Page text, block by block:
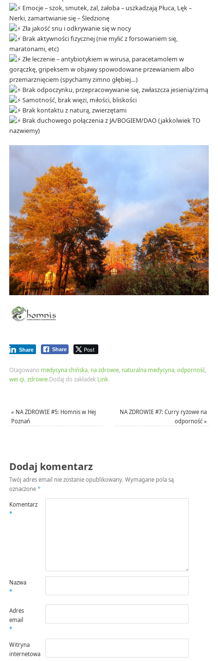
Emocje – szok, smutek, żal, żałoba – uszkadzają Płuca, Lęk –
Nerki, zamartwianie się – Śledzionę
Zła jakość snu i odkrywanie się w nocy
Brak aktywności fizycznej (nie mylić z forsowaniem się,
maratonami, etc)
Złe leczenie – antybiotykiem w wirusa, paracetamolem w
gorączkę, gripeksem w objawy spowodowane przewianiem albo
przemarznięciem (spychamy zimno głębiej…)
Brak odpoczynku, przepracowywanie się, zwłaszcza jesienią/zimą
Samotność, brak więzi, miłości, bliskości
Brak kontaktu z naturą, zwierzętami
Brak duchowego połączenia z JA/BOGIEM/DAO (jakkolwiek TO
nazwiemy)
Share Post
Share
Otagowano medycyna chińska, na zdrowie, naturalna medycyna, odporność,
wei qi zdrowie.Dodaj do zakładek Link.
« NA ZDROWIE #5: Homnis w Hej
Poznań
NA ZDROWIE #7: Curry ryżowe na
odporność»
Dodaj komentarz
Twój adres email nie zostanie opublikowany. Wymagane pola są
oznaczone *
Komentarz
*
Nazwa
*
Adres
email
*
Witryna
internetowa